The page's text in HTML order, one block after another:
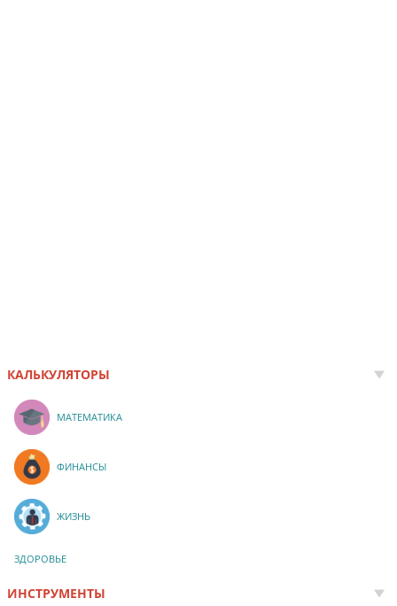
КАЛЬКУЛЯТОРЫ
МАТЕМАТИКА
ФИНАНСЫ
ЖИЗНЬ
ЗДОРОВЬЕ
ИНСТРУМЕНТЫ